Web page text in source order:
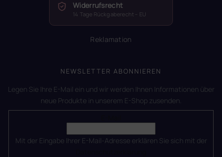
Widerrufsrecht
14 Tage Rückgaberecht – EU
Reklamation
NEWSLETTER ABONNIEREN
Legen Sie Ihre E-Mail ein und wir werden Ihnen Informationen über
neue Produkte in unserem E-Shop zusenden.
Mit der Eingabe Ihrer E-Mail-Adresse erklären Sie sich mit der